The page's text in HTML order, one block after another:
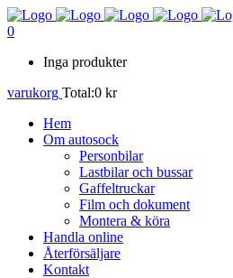
0
Inga produkter
varukorg Total:0 kr
Hem
Om autosock
Personbilar
Lastbilar och bussar
Gaffeltruckar
Film och dokument
Montera & köra
Handla online
Återförsäljare
Kontakt